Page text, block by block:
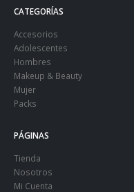
CATEGORÍAS
Accesorios
Adolescentes
Hombres
Makeup & Beauty
Mujer
Packs
PÁGINAS
Tienda
Nosotros
Mi Cuenta